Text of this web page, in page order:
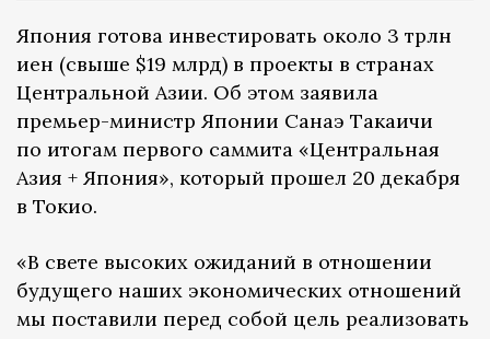
Япония готова инвестировать около 3 трлн
иен (свыше $19 млрд) в проекты в странах
Центральной Азии. Об этом заявила
премьер-министр Японии Санаэ Такаичи
по итогам первого саммита «Центральная
Азия + Япония», который прошел 20 декабря
в Токио.
«В свете высоких ожиданий в отношении
будущего наших экономических отношений
мы поставили перед собой цель реализовать